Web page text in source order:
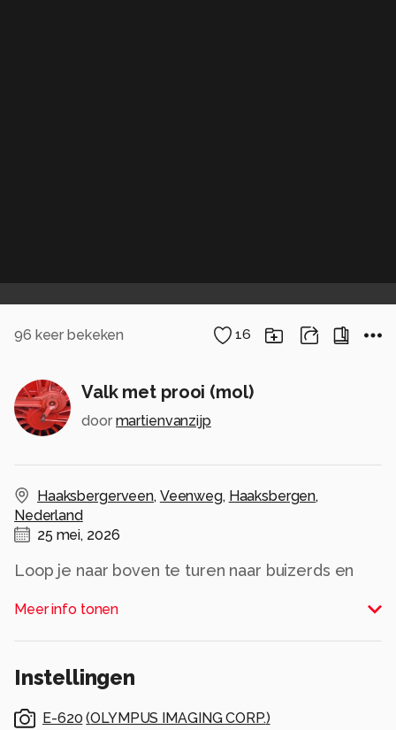
96 keer bekeken 16
Valk met prooi (mol)
door martienvanzijp
Haaksbergerveen, Veenweg, Haaksbergen,
Nederland
25 mei, 2026
Loop je naar boven te turen naar buizerds en
wordt: dat klopte, pal boven mij liet hij zich rustig
fotograferen
Alle rechten voorbehouden
Meer info tonen
Instellingen
E-620 (OLYMPUS IMAGING CORP.)